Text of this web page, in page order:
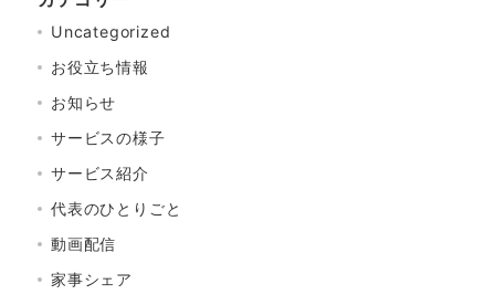
Uncategorized
お役立ち情報
お知らせ
サービスの様子
サービス紹介
代表のひとりごと
動画配信
家事シェア